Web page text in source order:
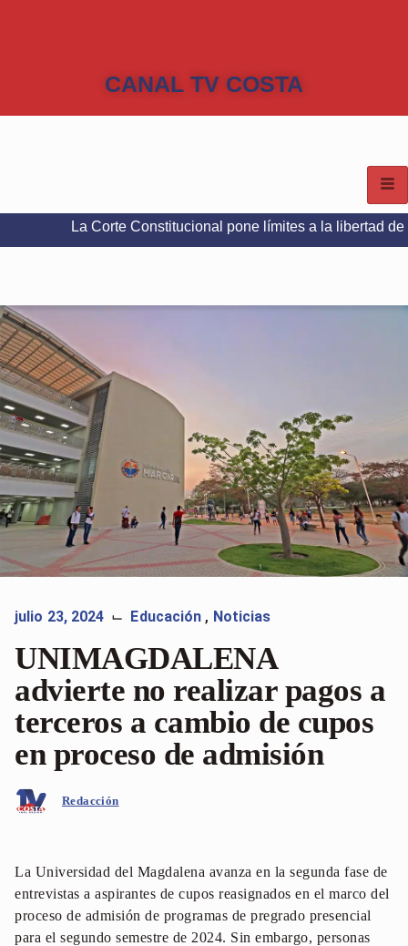
CANAL TV COSTA
Corte Constitucional pone límites a la libertad de expresión
julio 23, 2024 ⌙ Educación , Noticias
UNIMAGDALENA
advierte no realizar pagos a
terceros a cambio de cupos
en proceso de admisión
Redacción
La Universidad del Magdalena avanza en la segunda fase de
entrevistas a aspirantes de cupos reasignados en el marco del
proceso de admisión de programas de pregrado presencial
para el segundo semestre de 2024. Sin embargo, personas